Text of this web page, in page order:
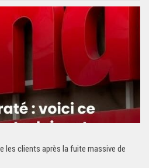
les clients après la fuite massive de